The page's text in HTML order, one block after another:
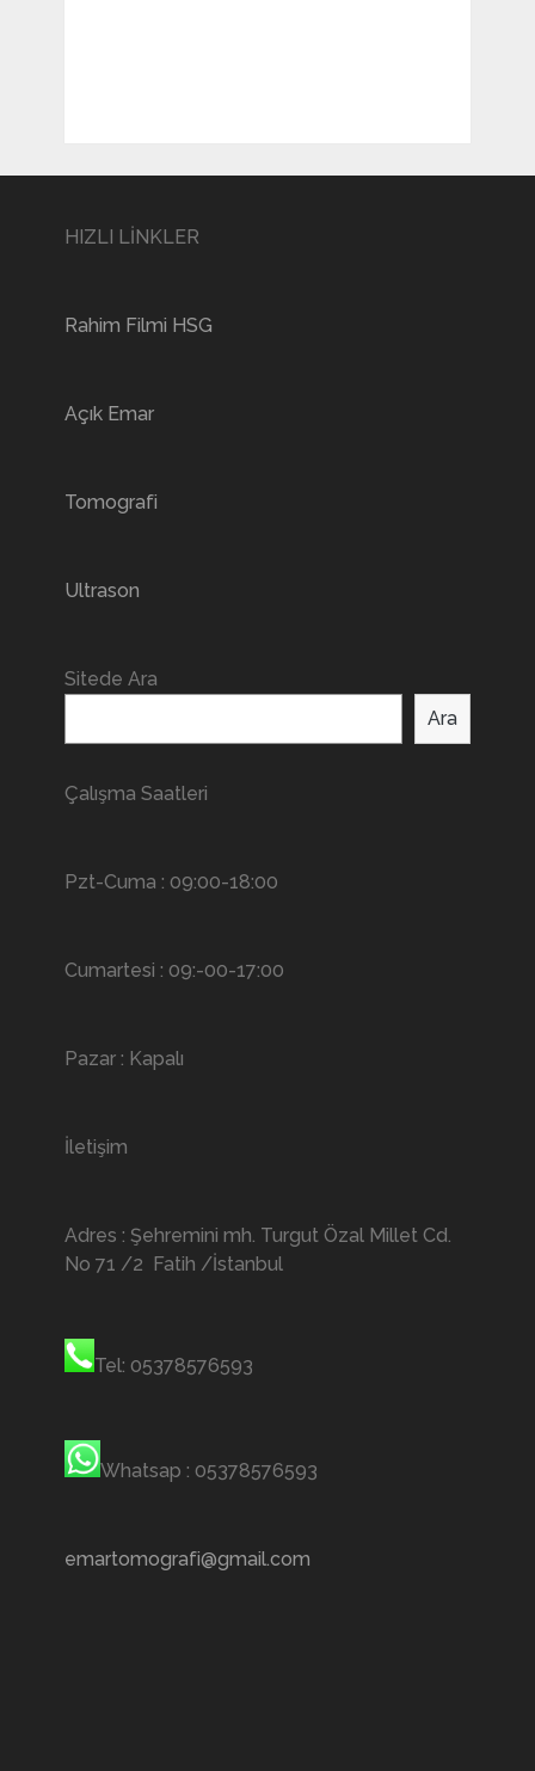
HIZLI LİNKLER
Rahim Filmi HSG
Açık Emar
Tomografi
Ultrason
Sitede Ara
Ara
Çalışma Saatleri
Pzt-Cuma : 09:00-18:00
Cumartesi : 09:-00-17:00
Pazar : Kapalı
İletişim
Adres : Şehremini mh. Turgut Özal Millet Cd.
No 71 /2 Fatih /İstanbul
Tel: 05378576593
Whatsap : 05378576593
emartomografi@gmail.com